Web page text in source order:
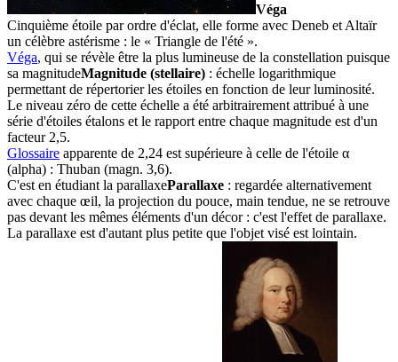
Véga
Cinquième étoile par ordre d'éclat, elle forme avec Deneb et Altaïr
un célèbre astérisme : le « Triangle de l'été ».
Véga, qui se révèle être la plus lumineuse de la constellation puisque
sa magnitudeMagnitude (stellaire) : échelle logarithmique
permettant de répertorier les étoiles en fonction de leur luminosité.
Le niveau zéro de cette échelle a été arbitrairement attribué à une
série d'étoiles étalons et le rapport entre chaque magnitude est d'un
facteur 2,5.
Glossaire apparente de 2,24 est supérieure à celle de l'étoile α
(alpha) : Thuban (magn. 3,6).
C'est en étudiant la parallaxeParallaxe : regardée alternativement
avec chaque œil, la projection du pouce, main tendue, ne se retrouve
pas devant les mêmes éléments d'un décor : c'est l'effet de parallaxe.
La parallaxe est d'autant plus petite que l'objet visé est lointain.